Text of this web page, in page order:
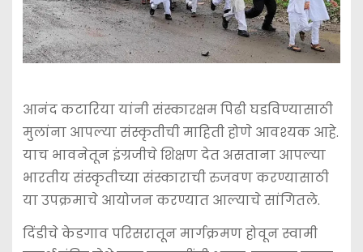
आनंद कटारिया यांनी संस्कारक्षम पिढी घडविण्यासाठी
मुलांना आपल्या संस्कृतीची माहिती होणे आवश्यक आहे.
याच भावनेतून इंग्रजीचे शिक्षण देत असताना आपल्या
भारतीय संस्कृतीच्या संस्काराची रुजवण करण्यासाठी
या उपक्रमाचे आयोजन करण्यात आल्याचे सांगितले.
दिंडीचे केडगाव परिसरातून मार्गक्रमण होवून स्वामी